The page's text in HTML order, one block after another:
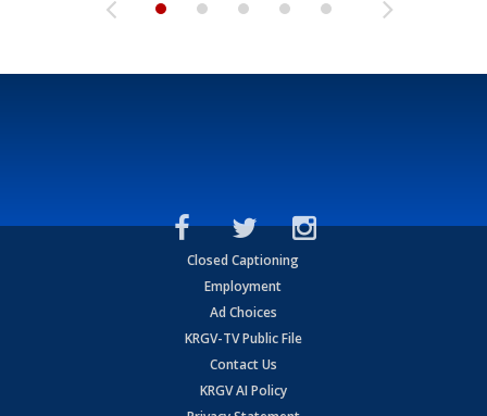
Closed Captioning
Employment
Ad Choices
KRGV-TV Public File
Contact Us
KRGV AI Policy